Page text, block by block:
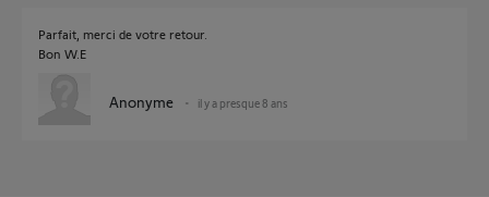
Parfait, merci de votre retour.
Bon W.E
Anonyme il y a presque 8 ans